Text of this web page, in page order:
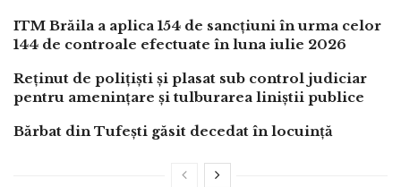
ITM Brăila a aplica 154 de sancțiuni în urma celor
144 de controale efectuate în luna iulie 2026
Reținut de polițiști și plasat sub control judiciar
pentru amenințare și tulburarea liniștii publice
Bărbat din Tufești găsit decedat în locuință